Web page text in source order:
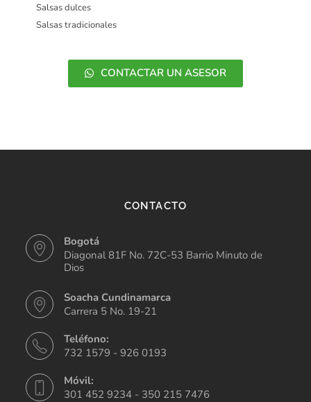
Salsas dulces
Salsas tradicionales
CONTACTAR UN ASESOR
CONTACTO
Bogotá
Diagonal 81F No. 72C-53 Barrio Minuto de
Dios
Soacha Cundinamarca
Carrera 5 No. 19-21
Teléfono:
732 1579 - 926 0193
Móvil:
301 452 9234 - 350 215 7476